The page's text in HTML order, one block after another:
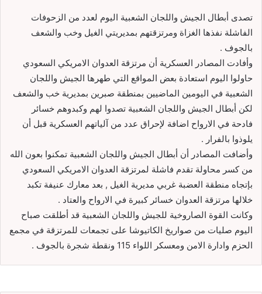
تصدى أبطال الجيش واللجان الشعبية اليوم لعدد من الزحوفات
الفاشلة نفذها الغزاة ومرتزقتهم بمديريتي الغيل وخب والشعف
بالجوف .
وأفادت المصادر العسكرية أن مرتزقة العدوان الامريكي السعودي
حاولوا اليوم استعادة بعض المواقع التي طهرها الجيش واللجان
الشعبية في اليومين الماضيين بمنطقة صبرين بمديرية خب والشعف
لكن أبطال الجيش واللجان الشعبية تصدوا لهم وكبدوهم خسائر
فادحة في الارواح اضافة لإحراق عدد من آلياتهم العسكرية قبل أن
يلوذوا بالفرار .
وأضافت المصادر أن أبطال الجيش واللجان الشعبية تمكنوا بعون الله
من كسر محاولة تقدم فاشلة لمرتزقة العدوان الامريكي السعودي
بإتجاه منطقة العضبة غربي مديرية الغيل , بعد معارك عنيفة تكبد
خلالها مرتزقة العدوان خسائر كبيرة في الارواح والعتاد .
وكانت القوة الصاروخية للجيش واللجان الشعبية قد أطلقت صباح
اليوم صليات من صواريخ الكاتيوشا على تجمعات للمرتزقة في مجمع
الحزم وادارة الامن ومعسكر اللواء 115 ونقطة شجرة بالجوف .